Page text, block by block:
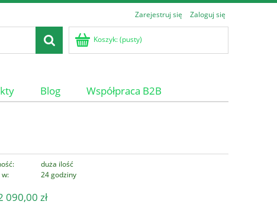
Zarejestruj się Zaloguj się
Koszyk:(pusty)
Blog Współpraca B2B
duża ilość
w:
24 godziny
090,00 zł